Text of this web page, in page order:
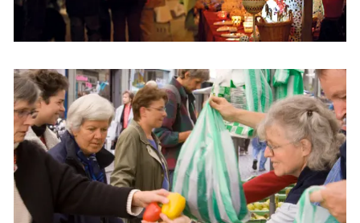
Mobilität
Wirtschaft
Aktuelles
Burgdorf baut
Home